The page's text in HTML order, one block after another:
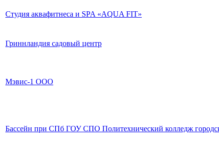
Студия аквафитнеса и SPA «AQUA FIT»
Гриннландия садовый центр
Мэвис-1 ООО
Бассейн при СПб ГОУ СПО Политехнический колледж